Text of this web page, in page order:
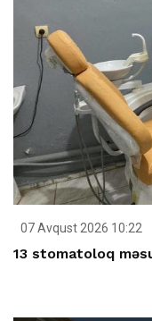
07 Avqust 2026 10:22
13 stomatoloq